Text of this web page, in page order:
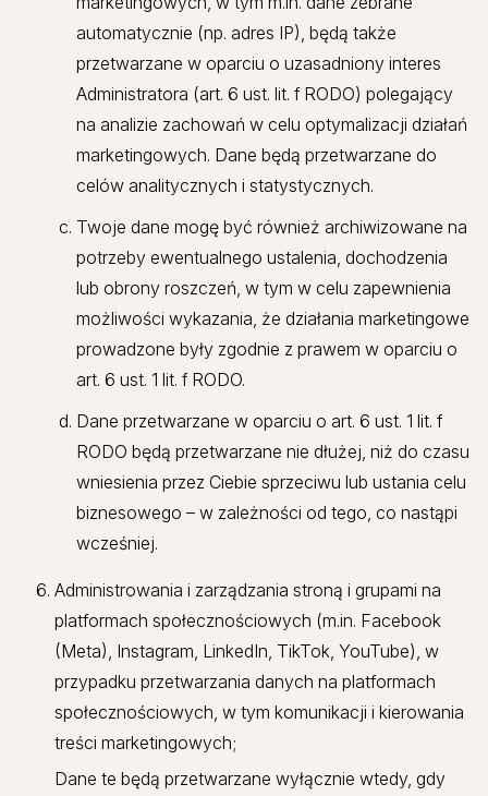
automatycznie (np. adres IP), będą także
przetwarzane w oparciu o uzasadniony interes
Administratora (art. 6 ust. lit. f RODO) polegający
na analizie zachowań w celu optymalizacji działań
marketingowych. Dane będą przetwarzane do
celów analitycznych i statystycznych.
Twoje dane mogę być również archiwizowane na
potrzeby ewentualnego ustalenia, dochodzenia
lub obrony roszczeń, w tym w celu zapewnienia
możliwości wykazania, że działania marketingowe
prowadzone były zgodnie z prawem w oparciu o
art. 6 ust. 1 lit. f RODO.
Dane przetwarzane w oparciu o art. 6 ust. 1 lit. f
RODO będą przetwarzane nie dłużej, niż do czasu
wniesienia przez Ciebie sprzeciwu lub ustania celu
biznesowego – w zależności od tego, co nastąpi
wcześniej.
Administrowania i zarządzania stroną i grupami na
platformach społecznościowych (m.in. Facebook
(Meta), Instagram, LinkedIn, TikTok, YouTube), w
przypadku przetwarzania danych na platformach
społecznościowych, w tym komunikacji i kierowania
treści marketingowych;
Dane te będą przetwarzane wyłącznie wtedy, gdy